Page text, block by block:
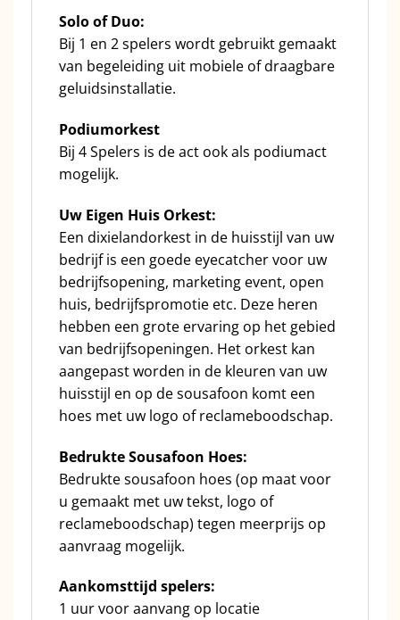
Solo of Duo:
Bij 1 en 2 spelers wordt gebruikt gemaakt
van begeleiding uit mobiele of draagbare
geluidsinstallatie.
Podiumorkest
Bij 4 Spelers is de act ook als podiumact
mogelijk.
Uw Eigen Huis Orkest:
Een dixielandorkest in de huisstijl van uw
bedrijf is een goede eyecatcher voor uw
bedrijfsopening, marketing event, open
huis, bedrijfspromotie etc. Deze heren
hebben een grote ervaring op het gebied
van bedrijfsopeningen. Het orkest kan
aangepast worden in de kleuren van uw
huisstijl en op de sousafoon komt een
hoes met uw logo of reclameboodschap.
Bedrukte Sousafoon Hoes:
Bedrukte sousafoon hoes (op maat voor
u gemaakt met uw tekst, logo of
reclameboodschap) tegen meerprijs op
aanvraag mogelijk.
Aankomsttijd spelers:
1 uur voor aanvang op locatie